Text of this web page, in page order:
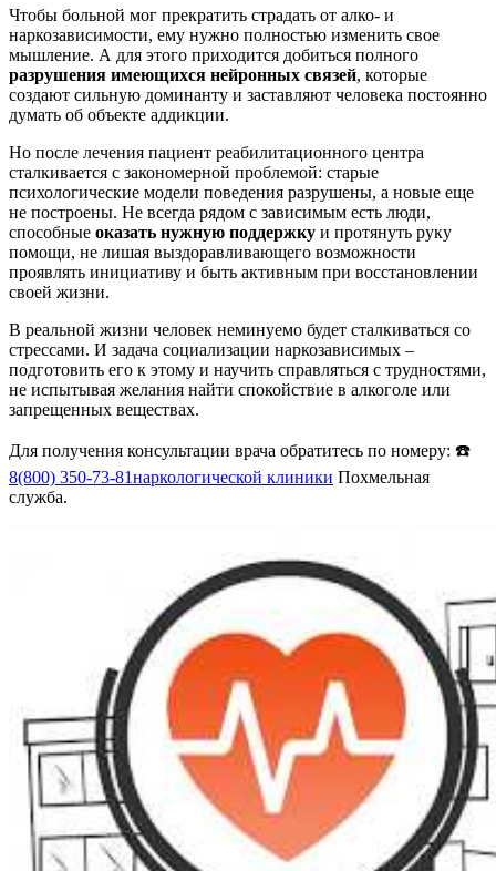
Чтобы больной мог прекратить страдать от алко- и
наркозависимости, ему нужно полностью изменить свое
мышление. А для этого приходится добиться полного
разрушения имеющихся нейронных связей, которые
создают сильную доминанту и заставляют человека постоянно
думать об объекте аддикции.
Но после лечения пациент реабилитационного центра
сталкивается с закономерной проблемой: старые
психологические модели поведения разрушены, а новые еще
не построены. Не всегда рядом с зависимым есть люди,
способные оказать нужную поддержку и протянуть руку
помощи, не лишая выздоравливающего возможности
проявлять инициативу и быть активным при восстановлении
своей жизни.
В реальной жизни человек неминуемо будет сталкиваться со
стрессами. И задача социализации наркозависимых –
подготовить его к этому и научить справляться с трудностями,
не испытывая желания найти спокойствие в алкоголе или
запрещенных веществах.
Для получения консультации врача обратитесь по номеру: ☎️
8(800) 350-73-81наркологической клиники Похмельная
служба.